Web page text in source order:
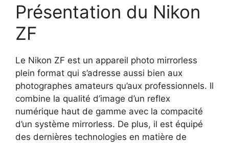
Présentation du Nikon
ZF
Le Nikon ZF est un appareil photo mirrorless
plein format qui s’adresse aussi bien aux
photographes amateurs qu’aux professionnels. Il
combine la qualité d’image d’un reflex
numérique haut de gamme avec la compacité
d’un système mirrorless. De plus, il est équipé
des dernières technologies en matière de